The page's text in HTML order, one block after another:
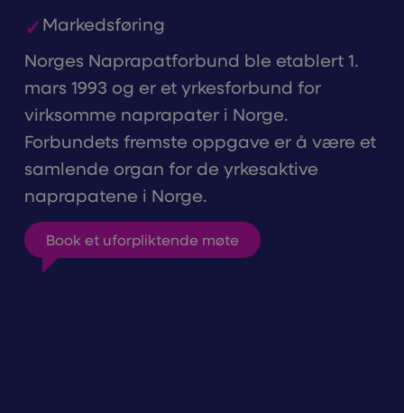
Markedsføring
Norges Naprapatforbund ble etablert 1.
mars 1993 og er et yrkesforbund for
virksomme naprapater i Norge.
Forbundets fremste oppgave er å være et
samlende organ for de yrkesaktive
naprapatene i Norge.
Book et uforpliktende møte